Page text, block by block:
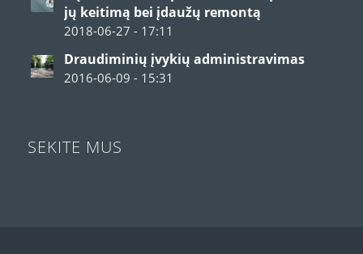
jų keitimą bei įdaužų remontą
2018-06-27 - 17:11
Draudiminių įvykių administravimas
2016-06-09 - 15:31
SEKITE MUS